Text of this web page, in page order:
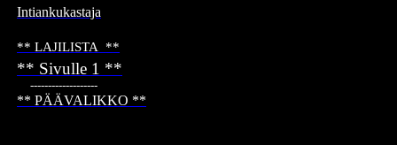
Intiankukastaja
**LAJILISTA **
** Sivulle 1 **
-------------------
** PÄÄVALIKKO **